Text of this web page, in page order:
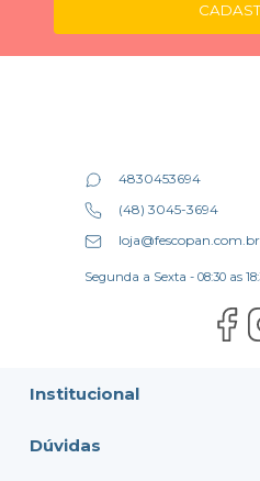
Institucional
Dúvidas
4830453694
(48) 3045-3694
loja@fescopan.com.br
Segunda a Sexta - 08:30 as